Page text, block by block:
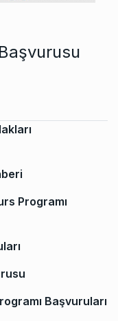
Programı
Başvuruları